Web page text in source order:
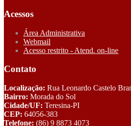
Acessos
Área Administrativa
Webmail
Acesso restrito - Atend. on-line
Contato
Localização: Rua Leonardo Castelo
Bairro: Morada do Sol
Cidade/UF: Teresina-PI
CEP: 64056-383
Telefone: (86) 9 8873 4073